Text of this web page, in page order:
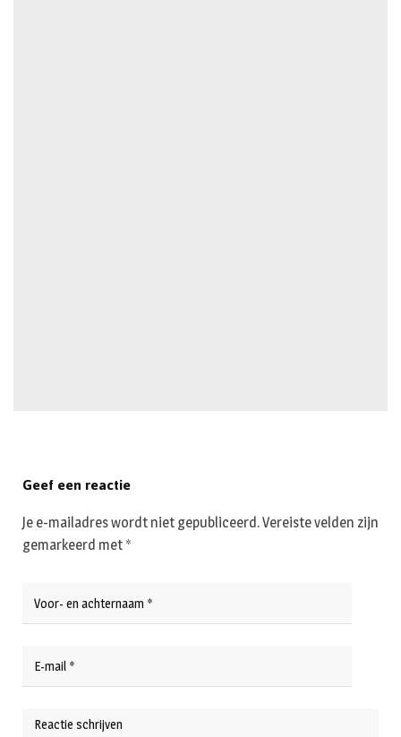
Geef een reactie
Je e-mailadres wordt niet gepubliceerd.Vereiste velden zijn
gemarkeerd met *